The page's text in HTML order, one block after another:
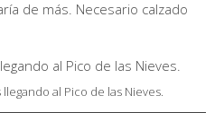
de más. Necesario calzado
al Pico de las Nieves.